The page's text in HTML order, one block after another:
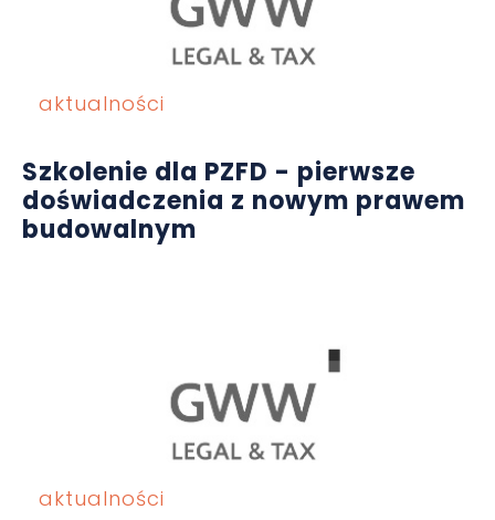
aktualności
Szkolenie dla PZFD - pierwsze
doświadczenia z nowym prawem
budowalnym
aktualności